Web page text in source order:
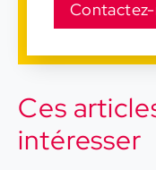
Ces
intéresser